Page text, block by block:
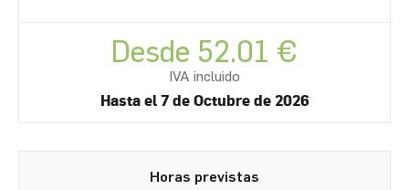
Desde 52.01 €
IVA incluido
Hasta el 7 de Octubre de 2026
Horas previstas